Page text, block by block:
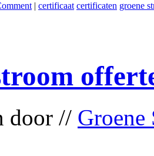
| certificaat certificaten groene
door // Groene